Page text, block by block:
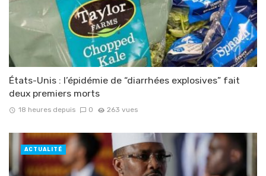
États-Unis : l’épidémie de “diarrhées explosives” fait
deux premiers morts
18 heures depuis 0 263 vues
ACTUALITÉ